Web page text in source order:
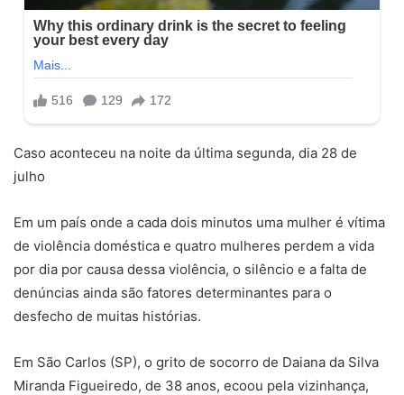
Caso aconteceu na noite da última segunda, dia 28 de
julho
Em um país onde a cada dois minutos uma mulher é vítima
de violência doméstica e quatro mulheres perdem a vida
por dia por causa dessa violência, o silêncio e a falta de
denúncias ainda são fatores determinantes para o
desfecho de muitas histórias.
Em São Carlos (SP), o grito de socorro de Daiana da Silva
Miranda Figueiredo, de 38 anos, ecoou pela vizinhança,